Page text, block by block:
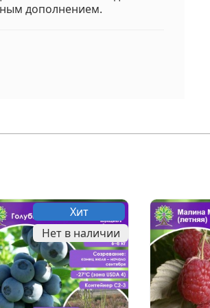
дополнением.
Хит
Нет в наличии